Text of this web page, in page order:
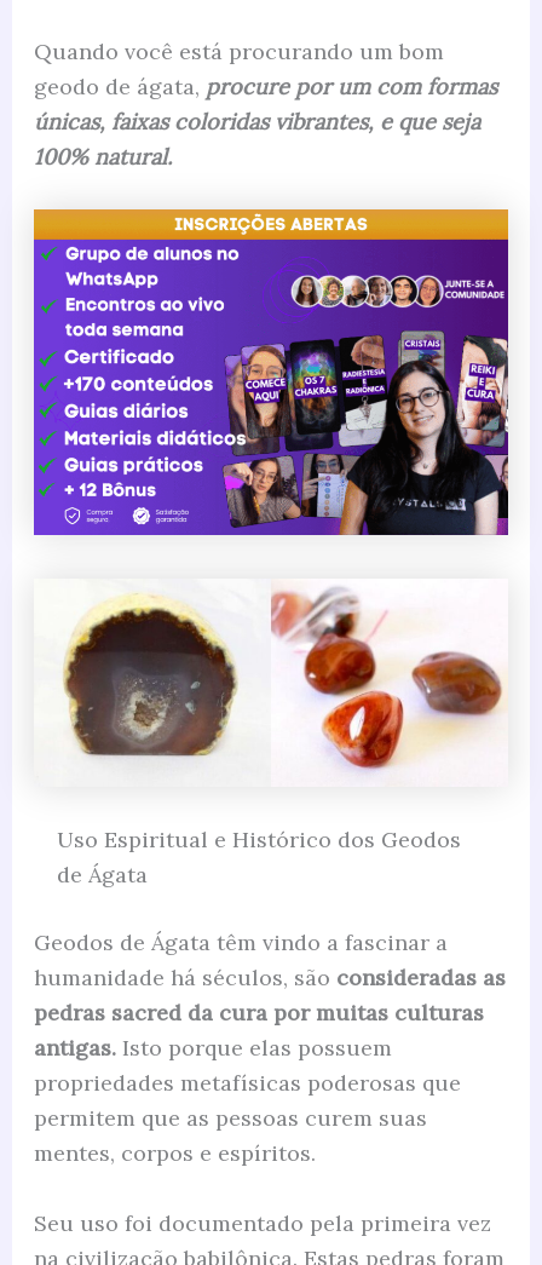
Quando você está procurando um bom
geodo de ágata, procure por um com formas
únicas, faixas coloridas vibrantes, e que seja
100% natural.
Uso Espiritual e Histórico dos Geodos
de Ágata
Geodos de Ágata têm vindo a fascinar a
humanidade há séculos, são consideradas as
pedras sacred da cura por muitas culturas
antigas.Isto porque elas possuem
propriedades metafísicas poderosas que
permitem que as pessoas curem suas
mentes, corpos e espíritos.
Seu uso foi documentado pela primeira vez
na civilização babilônica. Estas pedras foram